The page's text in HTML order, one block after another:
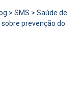
> SMS > Saúde de
prevenção do